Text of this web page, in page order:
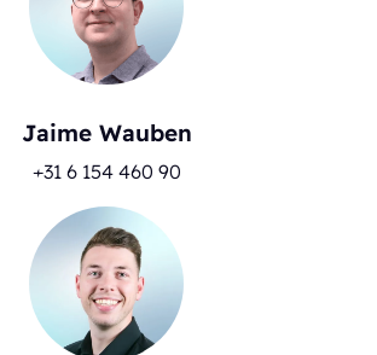
Jaime Wauben
+31 6 154 460 90